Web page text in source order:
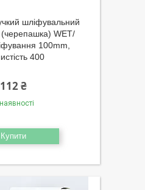
шліфувальний
(черепашка) WET/
100mm,
400
112 ₴
Купити